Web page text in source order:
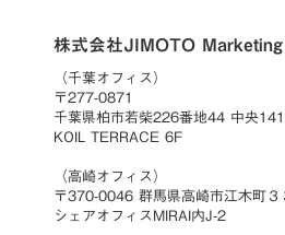
株式会社JIMOTO
（千葉オフィス）
〒277-0871
千葉県柏市若柴226番地44 中央
KOIL TERRACE 6F
（高崎オフィス）
〒370-0046 群馬県高崎市江木町
シェアオフィスMIRAI内J-2